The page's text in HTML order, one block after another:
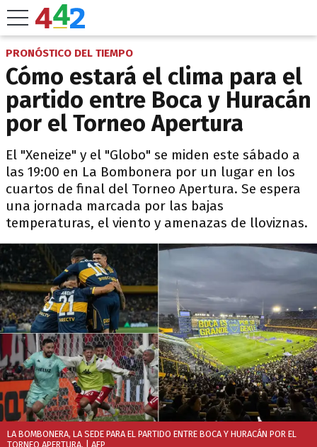
PRONÓSTICO DEL TIEMPO
Cómo estará el clima para el
partido entre Boca y Huracán
por el Torneo Apertura
El "Xeneize" y el "Globo" se miden este sábado a
las 19:00 en La Bombonera por un lugar en los
cuartos de final del Torneo Apertura. Se espera
una jornada marcada por las bajas
temperaturas, el viento y amenazas de lloviznas.
LA BOMBONERA, LA SEDE PARA EL PARTIDO ENTRE BOCA Y HURACÁN POR EL
TORNEO APERTURA. | AFP